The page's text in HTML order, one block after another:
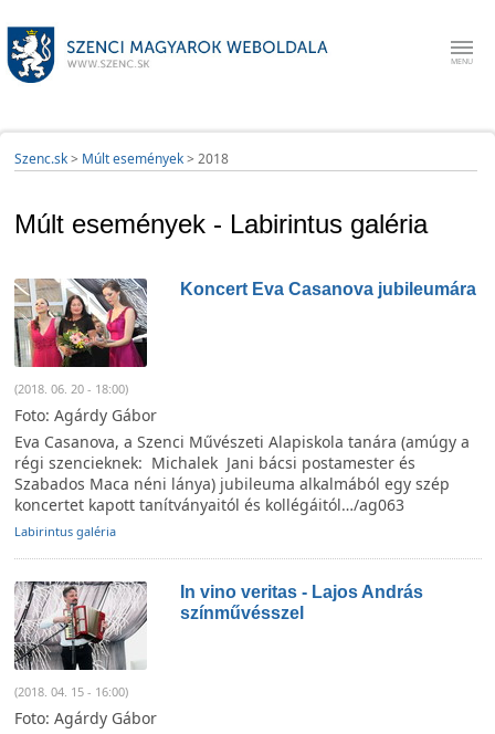
Szenc.sk> Múlt események> 2018
Múlt események - Labirintus galéria
Koncert Eva Casanova jubileumára
(2018. 06. 20 - 18:00)
Foto: Agárdy Gábor
Eva Casanova, a Szenci Művészeti Alapiskola tanára (amúgy a
régi szencieknek: Michalek Jani bácsi postamester és
Szabados Maca néni lánya) jubileuma alkalmából egy szép
koncertet kapott tanítványaitól és kollégáitól…/ag063
Labirintus galéria
In vino veritas - Lajos András
színművésszel
(2018. 04. 15 - 16:00)
Foto: Agárdy Gábor